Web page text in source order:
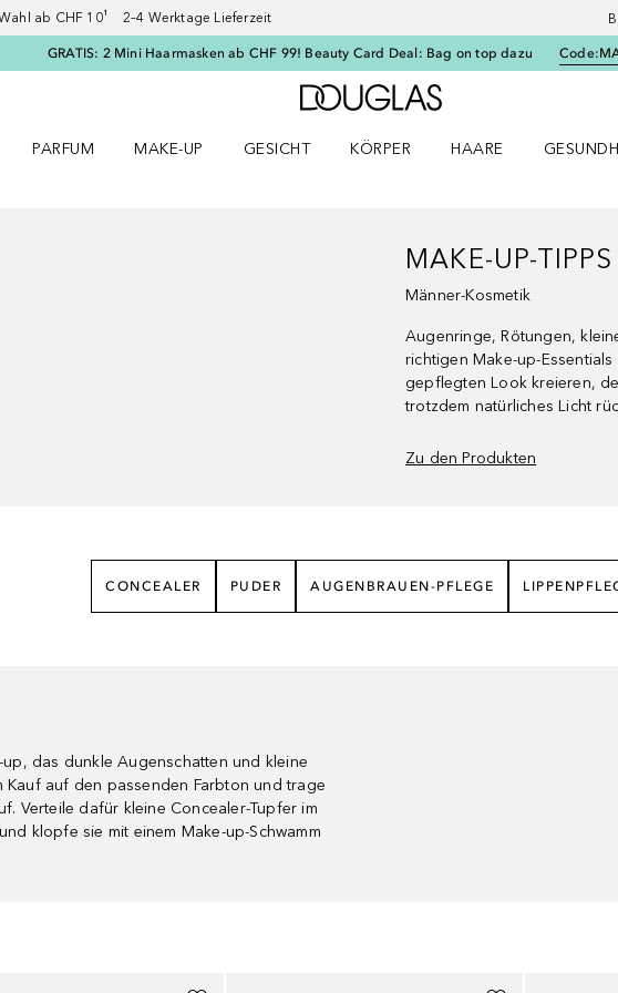
ab CHF 10¹ 2–4 Werktage Lieferzeit
GRATIS: 2 Mini Haarmasken ab CHF 99! Beauty Card Deal: Bag on top dazu Code:
Zur Douglas Startseite
PARFUM
MAKE-UP
GESICHT
KÖRPER
HAARE
MAKE-UP-
Männer-Kosmetik
Augenringe, Rötungen,
richtigen Make-up-
gepflegten Look kreieren,
trotzdem natürliches Licht
Zu den Produkten
CONCEALER PUDER AUGENBRAUEN-PFLEGE
das dunkle Augenschatten und kleine
auf den passenden Farbton und trage
Verteile dafür kleine Concealer-Tupfer im
klopfe sie mit einem Make-up-Schwamm